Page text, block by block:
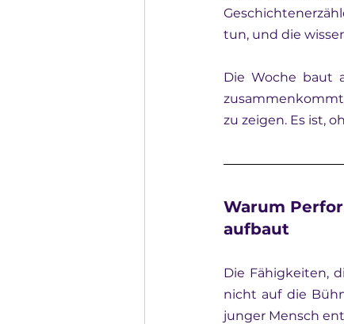
tun, und die
Die Woche baut
zu zeigen. Es ist,
Warum
aufbaut
Die Fähigkeiten,
nicht auf die
junger Mensch